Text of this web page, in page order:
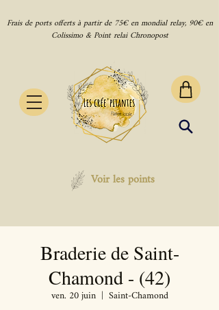
Frais de ports offerts à partir de 75€ en mondial relay, 90€ en
Colissimo & Point relai Chronopost
Voir les points
Braderie de Saint-
Chamond - (42)
ven. 20 juin
  |
Saint-Chamond